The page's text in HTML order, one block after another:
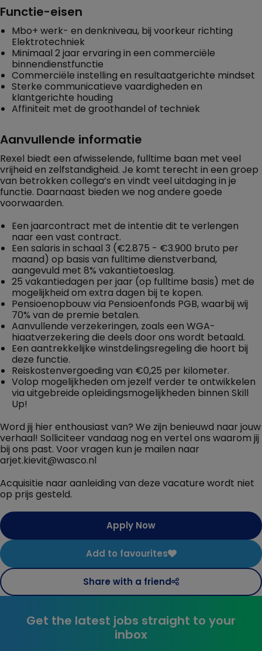
Functie-eisen
Mbo+ werk- en denkniveau, bij voorkeur richting
Elektrotechniek
Minimaal 2 jaar ervaring in een commerciële
binnendienstfunctie
Commerciële instelling en resultaatgerichte mindset
Sterke communicatieve vaardigheden en
klantgerichte houding
Affiniteit met de groothandel of techniek
Aanvullende informatie
Rexel biedt een afwisselende, fulltime baan met veel
vrijheid en zelfstandigheid. Je komt terecht in een groep
van betrokken collega’s en vindt veel uitdaging in je
functie. Daarnaast bieden we nog andere goede
voorwaarden.
Een jaarcontract met de intentie dit te verlengen
naar een vast contract.
Een salaris in schaal 3 (€2.875 - €3.900 bruto per
maand) op basis van fulltime dienstverband,
aangevuld met 8% vakantietoeslag.
25 vakantiedagen per jaar (op fulltime basis) met de
mogelijkheid om extra dagen bij te kopen.
Pensioenopbouw via Pensioenfonds PGB, waarbij wij
70% van de premie betalen.
Aanvullende verzekeringen, zoals een WGA-
hiaatverzekering die deels door ons wordt betaald.
Een aantrekkelijke winstdelingsregeling die hoort bij
deze functie.
Reiskostenvergoeding van €0,25 per kilometer.
Volop mogelijkheden om jezelf verder te ontwikkelen
via uitgebreide opleidingsmogelijkheden binnen Skill
Up!
Word jij hier enthousiast van? We zijn benieuwd naar jouw
verhaal! Solliciteer vandaag nog en vertel ons waarom jij
bij ons past. Voor vragen kun je mailen naar
arjet.kievit@wasco.nl
Acquisitie naar aanleiding van deze vacature wordt niet
op prijs gesteld.
Apply Now
Add to favourites
Share with a friend
Get the latest jobs straight to your
inbox